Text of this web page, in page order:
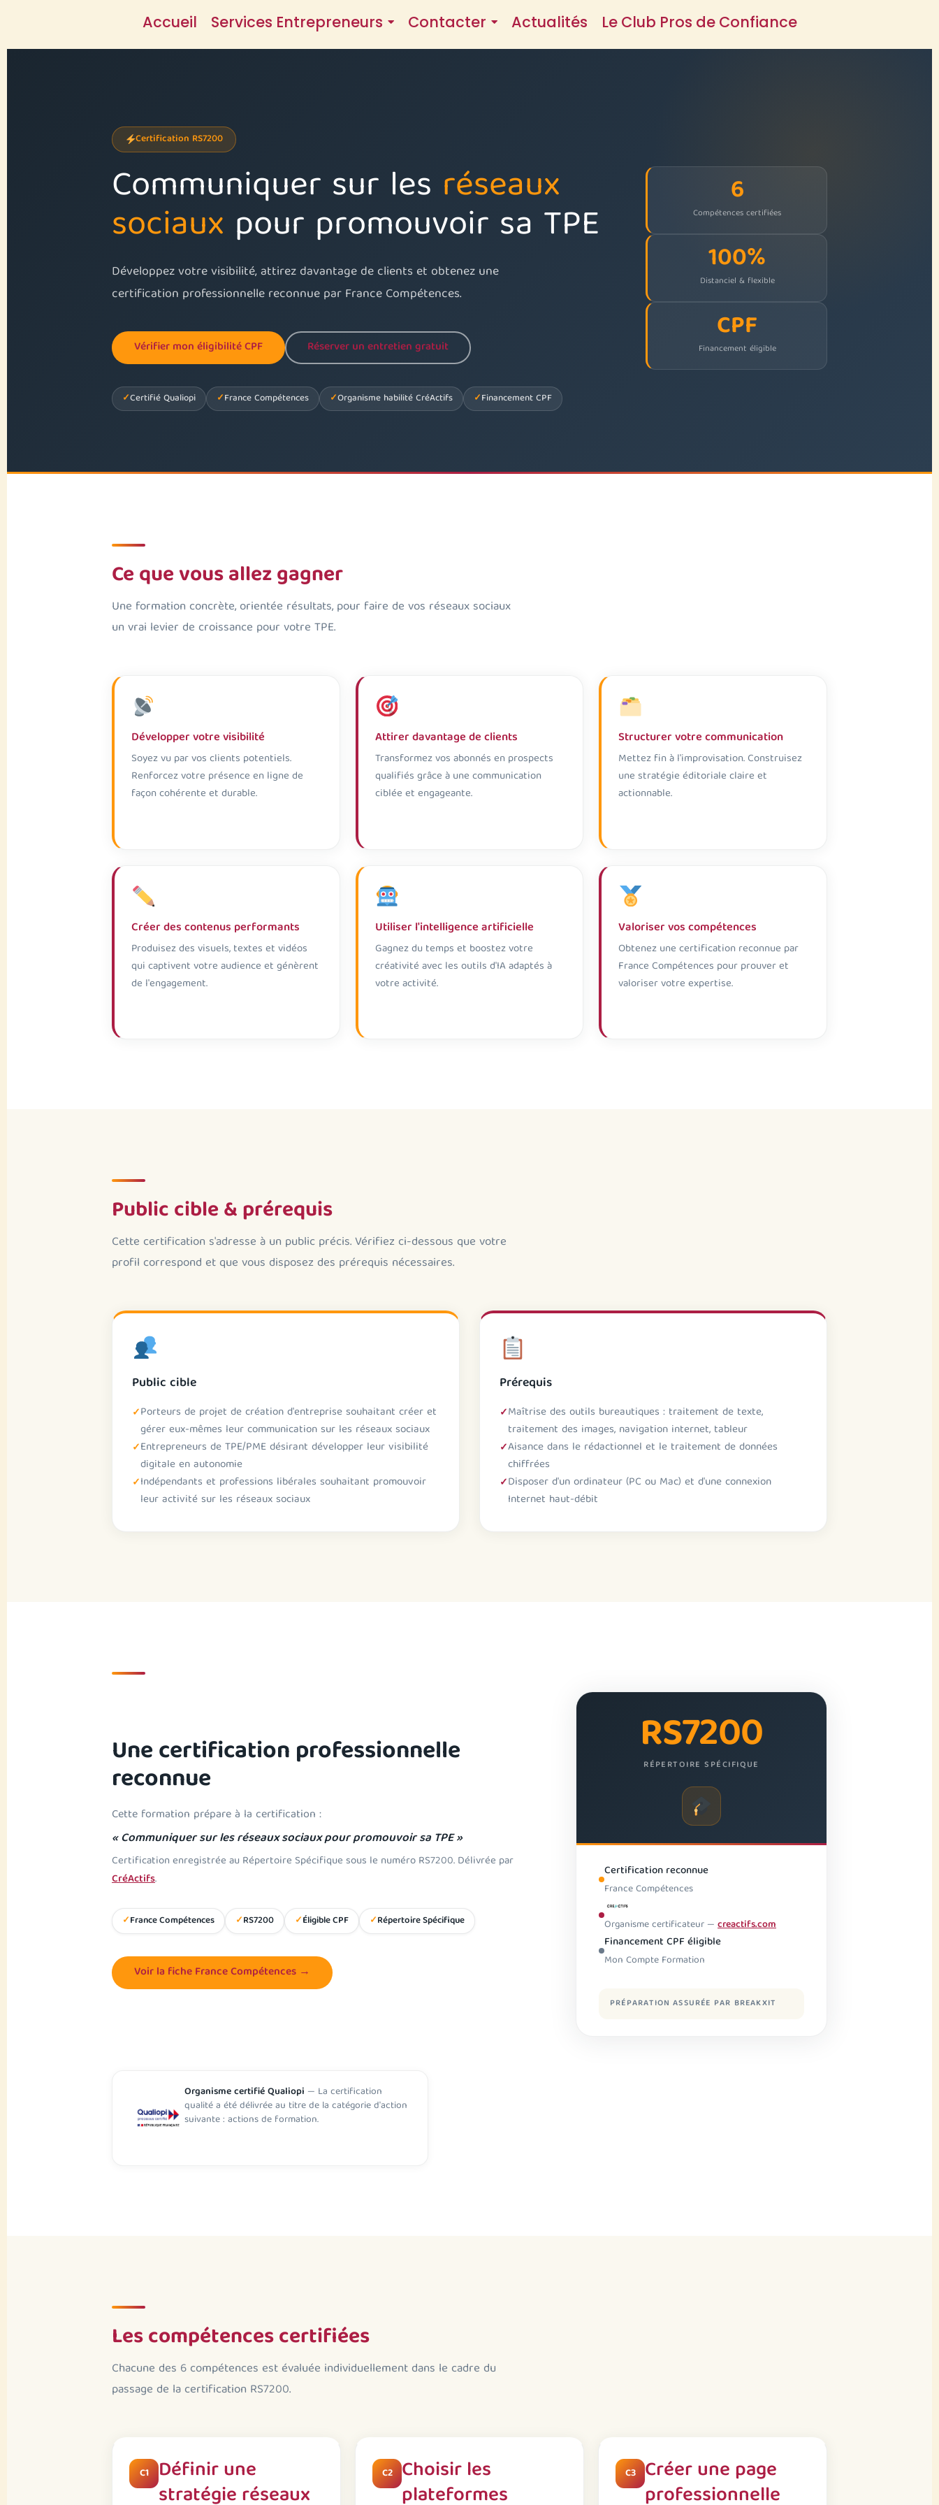
au
Accueil Services Entrepreneurs Contacter Actualités Le Club Pros de Confiance
Certification RS7200
Communiquer sur les réseaux
sociaux pour promouvoir sa TPE
Développez votre visibilité, attirez davantage de clients et obtenez une
certification professionnelle reconnue par France Compétences.
Vérifier mon éligibilité CPF Réserver un entretien gratuit
Certifié Qualiopi France Compétences Organisme habilité CréActifs Financement CPF
6
Compétences certifiées
100%
Distanciel & flexible
CPF
Financement éligible
Ce que vous allez gagner
Une formation concrète, orientée résultats, pour faire de vos réseaux sociaux
un vrai levier de croissance pour votre TPE.
Développer votre visibilité
Soyez vu par vos clients potentiels.
Renforcez votre présence en ligne de
façon cohérente et durable.
Attirer davantage de clients
Transformez vos abonnés en prospects
qualifiés grâce à une communication
ciblée et engageante.
Structurer votre communication
Mettez fin à l'improvisation. Construisez
une stratégie éditoriale claire et
actionnable.
Créer des contenus performants
Produisez des visuels, textes et vidéos
qui captivent votre audience et génèrent
de l'engagement.
Utiliser l'intelligence artificielle
Gagnez du temps et boostez votre
créativité avec les outils d'IA adaptés à
votre activité.
Valoriser vos compétences
Obtenez une certification reconnue par
France Compétences pour prouver et
valoriser votre expertise.
Public cible & prérequis
Cette certification s'adresse à un public précis. Vérifiez ci-dessous que votre
profil correspond et que vous disposez des prérequis nécessaires.
Public cible
Porteurs de projet de création d'entreprise souhaitant créer et
gérer eux-mêmes leur communication sur les réseaux sociaux
Entrepreneurs de TPE/PME désirant développer leur visibilité
digitale en autonomie
Indépendants et professions libérales souhaitant promouvoir
leur activité sur les réseaux sociaux
Prérequis
Maîtrise des outils bureautiques : traitement de texte,
traitement des images, navigation internet, tableur
Aisance dans le rédactionnel et le traitement de données
chiffrées
Disposer d'un ordinateur (PC ou Mac) et d'une connexion
Internet haut-débit
Une certification professionnelle
reconnue
Cette formation prépare à la certification :
« Communiquer sur les réseaux sociaux pour promouvoir sa TPE »
Certification enregistrée au Répertoire Spécifique sous le numéro RS7200. Délivrée par
CréActifs.
France Compétences RS7200 Éligible CPF Répertoire Spécifique
Voir la fiche France Compétences →
RS7200
RÉPERTOIRE SPÉCIFIQUE
Certification reconnue
France Compétences
Organisme certificateur — creactifs.com
Financement CPF éligible
Mon Compte Formation
PRÉPARATION ASSURÉE PAR BREAKXIT
Organisme certifié Qualiopi — La certification
qualité a été délivrée au titre de la catégorie d'action
suivante : actions de formation.
Les compétences certifiées
Chacune des 6 compétences est évaluée individuellement dans le cadre du
passage de la certification RS7200.
C1 Définir une
stratégie réseaux
C2 Choisir les
plateformes
C3 Créer une page
professionnelle